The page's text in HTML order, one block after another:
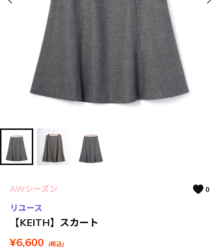
AWシーズン 0
リユース
【KEITH】スカート
¥6,600 (税込)